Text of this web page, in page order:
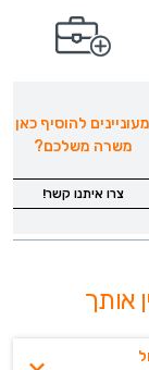
מעוניינים להוסיף כאן
משרה משלכם?
צרו איתנו קשר!